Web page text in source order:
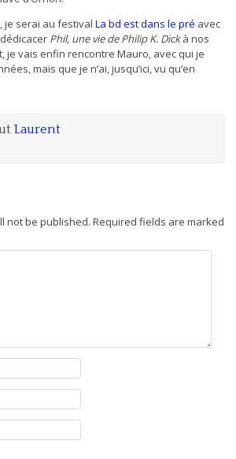
je serai au festival La bd est dans le pré avec
Phil, une vie de Philip K. Dickà nos
je vais enfin rencontre Mauro, avec qui je
mais que je n’ai, jusqu’ici, vu qu’en
Laurent
not be published. Required fields are marked